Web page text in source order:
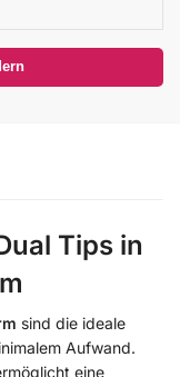
Tips in
sind die ideale
Aufwand.
eine